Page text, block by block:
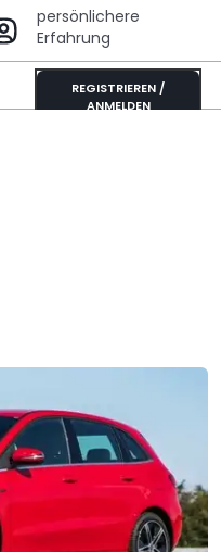
persönlichere
Erfahrung
REGISTRIEREN /
ANMELDEN